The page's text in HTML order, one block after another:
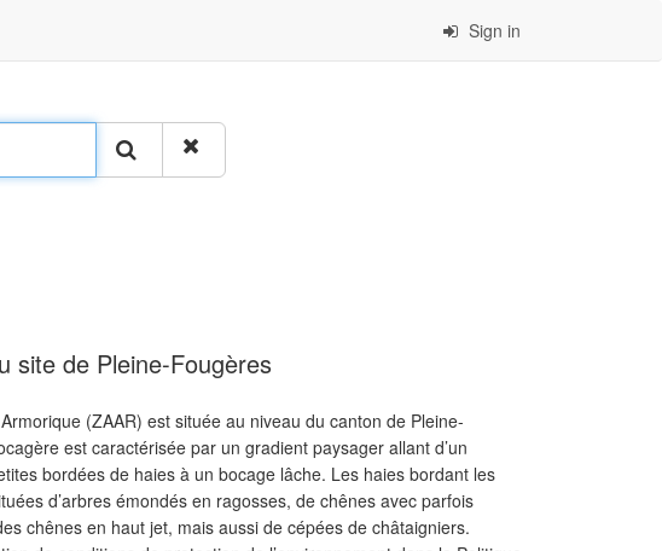
Sign in
site de Pleine-Fougères
(ZAAR) est située au niveau du canton de Pleine-
est caractérisée par un gradient paysager allant d’un
bordées de haies à un bocage lâche. Les haies bordant les
d’arbres émondés en ragosses, de chênes avec parfois
chênes en haut jet, mais aussi de cépées de châtaigniers.